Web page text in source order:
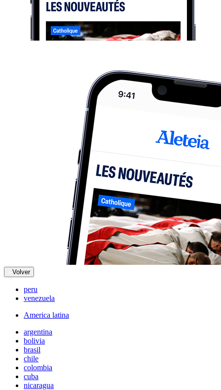
Volver
peru
venezuela
America latina
argentina
bolivia
brasil
chile
colombia
cuba
nicaragua